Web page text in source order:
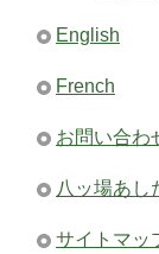
English
French
お問い合わ
八ッ場あし
サイトマッ